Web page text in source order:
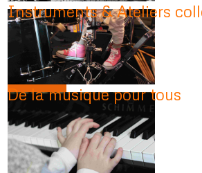
Instruments & Ateliers
De la musique pour tous